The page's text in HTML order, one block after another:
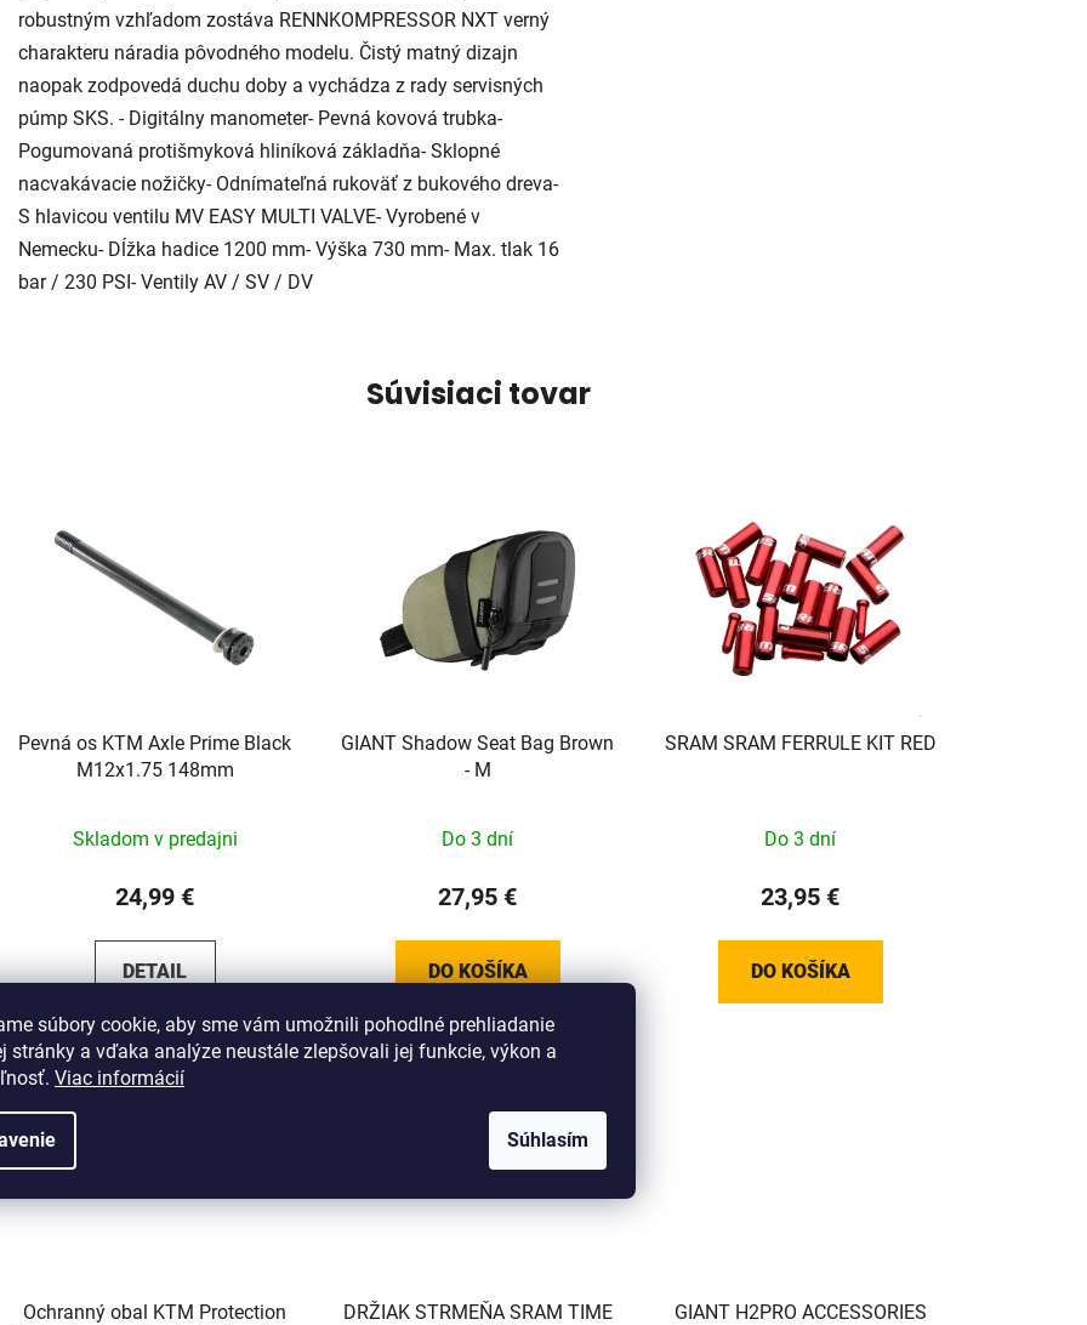
súbory cookie, aby sme vám umožnili pohodlné prehliadanie
stránky a vďaka analýze neustále zlepšovali jej funkcie, výkon a
Viac informácií
Súhlasím
robustným vzhľadom zostáva RENNKOMPRESSOR NXT verný
charakteru náradia pôvodného modelu. Čistý matný dizajn
naopak zodpovedá duchu doby a vychádza z rady servisných
púmp SKS. - Digitálny manometer- Pevná kovová trubka-
Pogumovaná protišmyková hliníková základňa- Sklopné
nacvakávacie nožičky- Odnímateľná rukoväť z bukového dreva-
S hlavicou ventilu MV EASY MULTI VALVE- Vyrobené v
Nemecku- Dĺžka hadice 1200 mm- Výška 730 mm- Max. tlak 16
bar / 230 PSI- Ventily AV / SV / DV
Súvisiaci tovar
Pevná os KTM Axle Prime Black
M12x1.75 148mm
Skladom v predajni
24,99 €
DETAIL
GIANT Shadow Seat Bag Brown
- M
Do 3 dní
27,95 €
DO KOŠÍKA
SRAM SRAM FERRULE KIT RED
Do 3 dní
23,95 €
DO KOŠÍKA
Ochranný obal KTM Protection
DRŽIAK STRMEŇA SRAM TIME
GIANT H2PRO ACCESSORIES